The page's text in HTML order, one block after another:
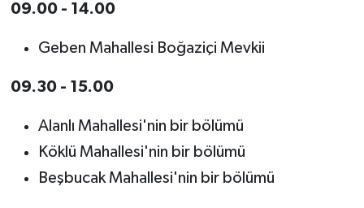
09.00 - 14.00
Geben Mahallesi Boğaziçi Mevkii
09.30 - 15.00
Alanlı Mahallesi'nin bir bölümü
Köklü Mahallesi'nin bir bölümü
Beşbucak Mahallesi'nin bir bölümü